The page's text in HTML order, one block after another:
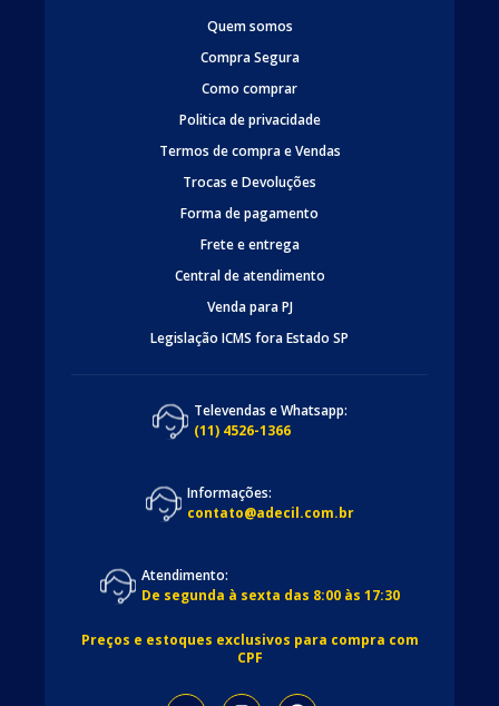
Quem somos
Compra Segura
Como comprar
Politica de privacidade
Termos de compra e Vendas
Trocas e Devoluções
Forma de pagamento
Frete e entrega
Central de atendimento
Venda para PJ
Legislação ICMS fora Estado SP
Televendas e Whatsapp:
(11) 4526-1366
Informações:
contato@adecil.com.br
Atendimento:
De segunda à sexta das 8:00 às 17:30
Preços e estoques exclusivos para compra com
CPF